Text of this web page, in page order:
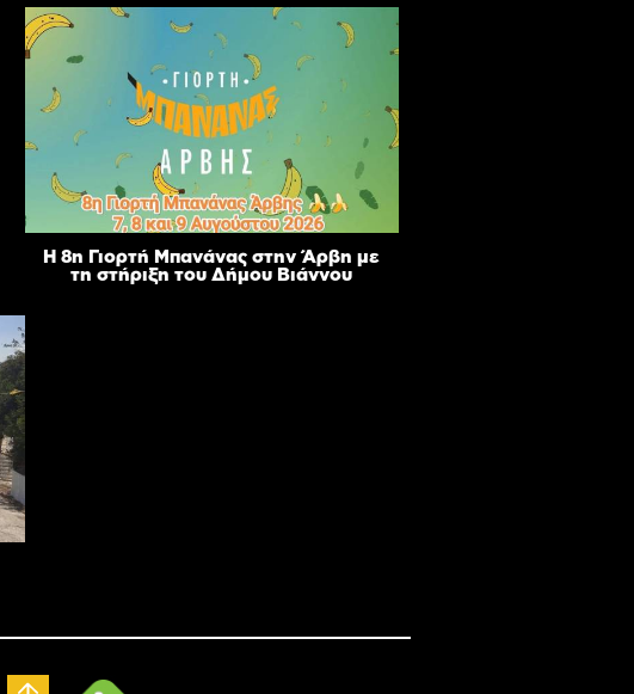
Η 8η Γιορτή Μπανάνας στην Άρβη με
τη στήριξη του Δήμου Βιάννου